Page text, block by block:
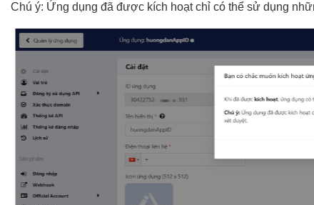
Chú ý: Ứng dụng đã được kích hoạt chỉ có thể sử dụng